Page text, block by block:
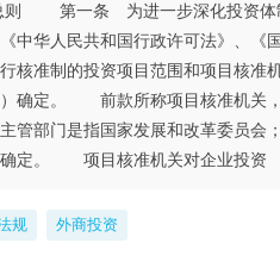
第一条 为进一步深化投资体制
中华人民共和国行政许可法》、《
制的投资项目范围和项目核准机
确定。 前款所称项目核准机关，
管部门是指国家发展和改革委员会
确定。 项目核准机关对企业投资
规 外商投资